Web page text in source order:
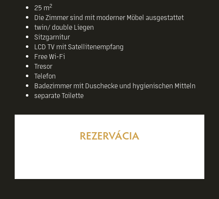
25 m2
Die Zimmer sind mit moderner Möbel ausgestattet
twin/ double Liegen
Sitzgarnitur
LCD TV mit Satellitenempfang
Free Wi-Fi
Tresor
Telefon
Badezimmer mit Duschecke und hygienischen Mitteln
separate Toilette
REZERVÁCIA